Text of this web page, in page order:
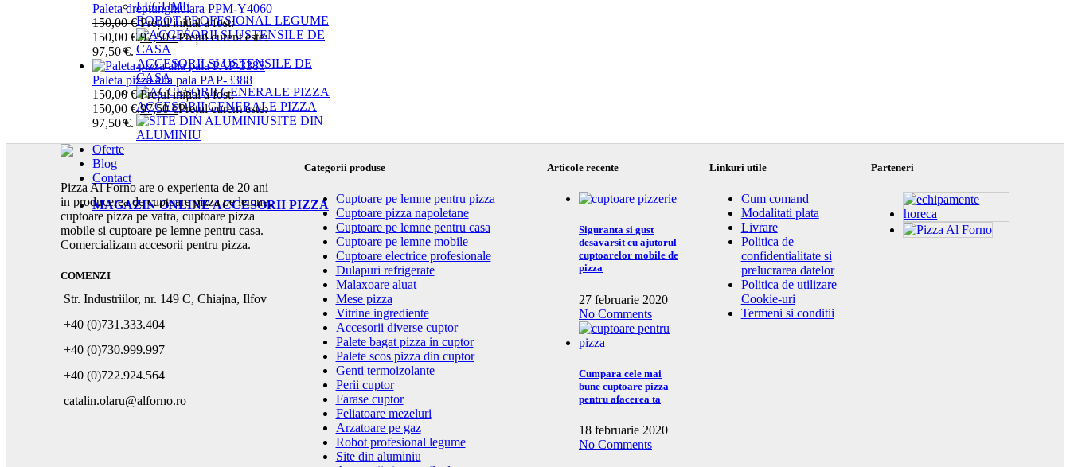
ROBOT PROFESIONAL LEGUME
ACCESORII SI USTENSILE DE
CASA
ACCESORII GENERALE PIZZA
SITE DIN
ALUMINIU
Oferte
Blog
Contact
MAGAZIN ONLINE ACCESORII PIZZA
Paleta dreptunghiulara PPM-Y4060
150,00€ Prețul inițial a fost:
150,00 €.97,50€Prețul curent este:
97,50 €.
Paleta pizza alla pala PAP-3388
150,00€ Prețul inițial a fost:
150,00 €.97,50€Prețul curent este:
97,50 €.
Pizza Al Forno are o experienta de 20 ani
in producerea de cuptoare pizza pe lemne,
cuptoare pizza pe vatra, cuptoare pizza
mobile si cuptoare pe lemne pentru casa.
Comercializam accesorii pentru pizza.
COMENZI
Str. Industriilor, nr. 149 C, Chiajna, Ilfov
+40 (0)731.333.404
+40 (0)730.999.997
+40 (0)722.924.564
catalin.olaru@alforno.ro
Categorii produse
Cuptoare pe lemne pentru pizza
Cuptoare pizza napoletane
Cuptoare pe lemne pentru casa
Cuptoare pe lemne mobile
Cuptoare electrice profesionale
Dulapuri refrigerate
Malaxoare aluat
Mese pizza
Vitrine ingrediente
Accesorii diverse cuptor
Palete bagat pizza in cuptor
Palete scos pizza din cuptor
Genti termoizolante
Perii cuptor
Farase cuptor
Feliatoare mezeluri
Arzatoare pe gaz
Robot profesional legume
Site din aluminiu
Articole recente
Siguranta si gust
desavarsit cu ajutorul
cuptoarelor mobile de
pizza
27 februarie 2020
No Comments
Cumpara cele mai
bune cuptoare pizza
pentru afacerea ta
18 februarie 2020
No Comments
Linkuri utile
Cum comand
Modalitati plata
Livrare
Politica de
confidentialitate si
prelucrarea datelor
Politica de utilizare
Cookie-uri
Termeni si conditii
Parteneri